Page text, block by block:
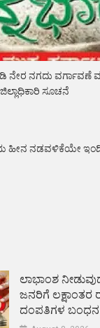
ನಗದು ವರ್ಗಾವಣೆ
ಸೂಚನೆ
ಹೀನ ನಡವಳಿಕೆಯೇ
ಲಾಭಾಂಶ
ಜನರಿಗೆ ಲಕ್ಷಾಂತರ
ದಂಪತಿಗಳ ಬಂಧನ